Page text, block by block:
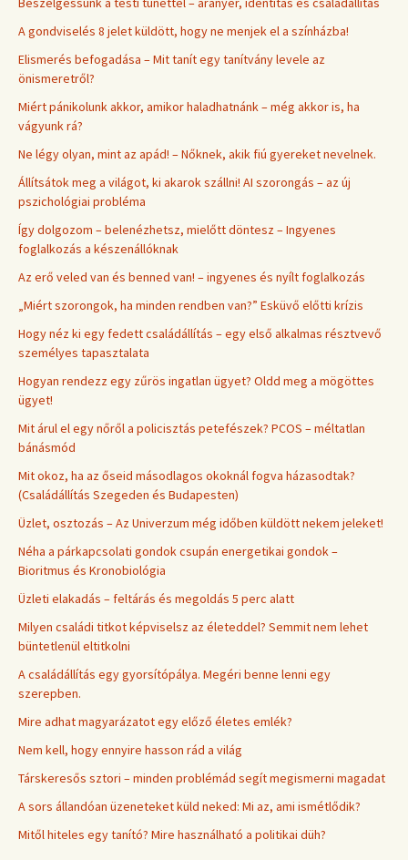
A gondviselés 8 jelet küldött, hogy ne menjek el a színházba!
Elismerés befogadása – Mit tanít egy tanítvány levele az
önismeretről?
Miért pánikolunk akkor, amikor haladhatnánk – még akkor is, ha
vágyunk rá?
Ne légy olyan, mint az apád! – Nőknek, akik fiú gyereket nevelnek.
Állítsátok meg a világot, ki akarok szállni! AI szorongás – az új
pszichológiai probléma
Így dolgozom – belenézhetsz, mielőtt döntesz – Ingyenes
foglalkozás a készenállóknak
Az erő veled van és benned van! – ingyenes és nyílt foglalkozás
„Miért szorongok, ha minden rendben van?” Esküvő előtti krízis
Hogy néz ki egy fedett családállítás – egy első alkalmas résztvevő
személyes tapasztalata
Hogyan rendezz egy zűrös ingatlan ügyet? Oldd meg a mögöttes
ügyet!
Mit árul el egy nőről a policisztás petefészek? PCOS – méltatlan
bánásmód
Mit okoz, ha az őseid másodlagos okoknál fogva házasodtak?
(Családállítás Szegeden és Budapesten)
Üzlet, osztozás – Az Univerzum még időben küldött nekem jeleket!
Néha a párkapcsolati gondok csupán energetikai gondok –
Bioritmus és Kronobiológia
Üzleti elakadás – feltárás és megoldás 5 perc alatt
Milyen családi titkot képviselsz az életeddel? Semmit nem lehet
büntetlenül eltitkolni
A családállítás egy gyorsítópálya. Megéri benne lenni egy
szerepben.
Mire adhat magyarázatot egy előző életes emlék?
Nem kell, hogy ennyire hasson rád a világ
Társkeresős sztori – minden problémád segít megismerni magadat
A sors állandóan üzeneteket küld neked: Mi az, ami ismétlődik?
Mitől hiteles egy tanító? Mire használható a politikai düh?